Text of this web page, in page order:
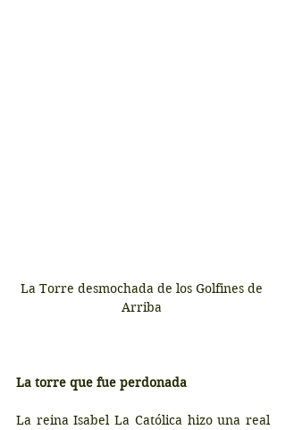
La Torre desmochada de los Golfines de
Arriba
La torre que fue perdonada
La reina Isabel La Católica hizo una real